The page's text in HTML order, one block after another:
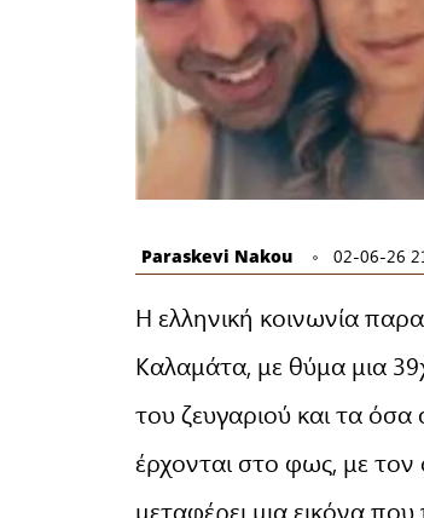
Paraskevi Nakou 02-06-26
Η ελληνική κοινωνία
Καλαμάτα, με θύμα μια
του ζευγαριού και τα όσα
έρχονται στο φως, με τον
μεταφέρει μια εικόνα